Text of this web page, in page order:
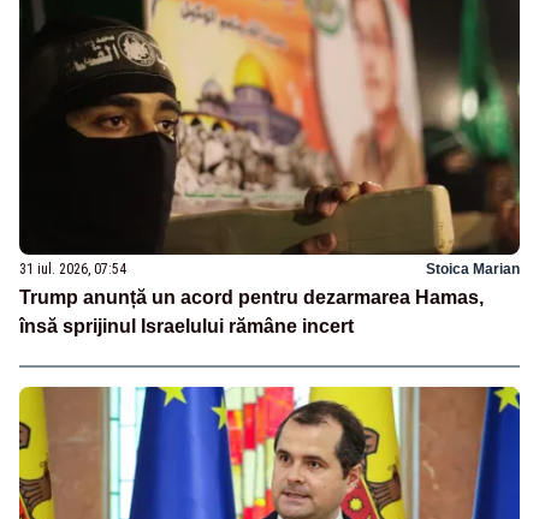
31 iul. 2026, 07:54 Stoica Marian
Trump anunță un acord pentru dezarmarea Hamas,
însă sprijinul Israelului rămâne incert